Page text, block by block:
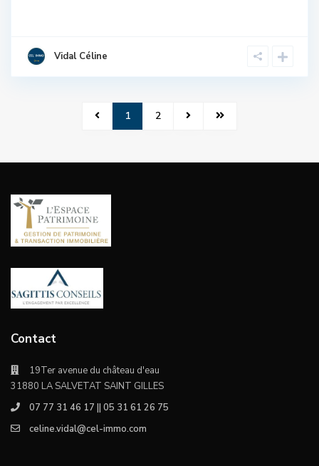
Vidal Céline
1 2
Contact
19Ter avenue du château d'eau
31880 LA SALVETAT SAINT GILLES
07 77 31 46 17 || 05 31 61 26 75
celine.vidal@cel-immo.com